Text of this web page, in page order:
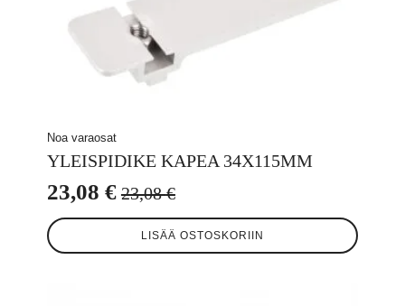
Noa varaosat
YLEISPIDIKE KAPEA 34X115MM
23,08€
Alkuperäinen
hinta
oli:
23,08 €
Nykyinen
hinta
on:
LISÄÄ OSTOSKORIIN